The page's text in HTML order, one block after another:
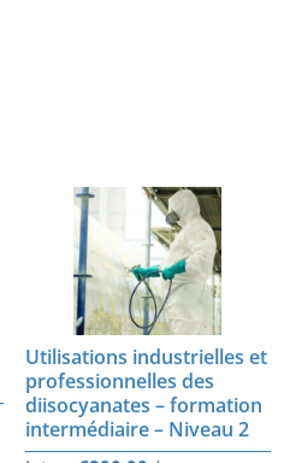
Utilisations industrielles et
professionnelles des
diisocyanates – formation
intermédiaire – Niveau 2